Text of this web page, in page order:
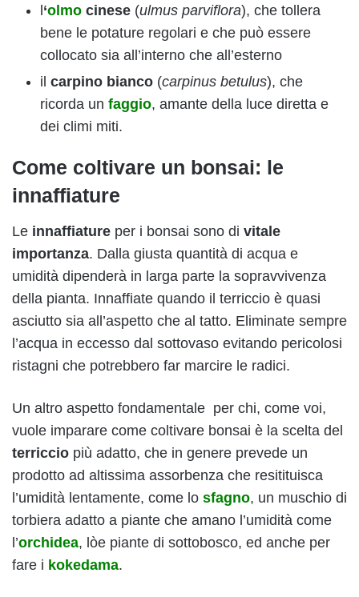
‘olmo cinese (ulmus parviflora), che tollera
bene le potature regolari e che può essere
collocato sia all’interno che all’esterno
il carpino bianco (carpinus betulus), che
ricorda un faggio, amante della luce diretta e
dei climi miti.
Come coltivare un bonsai: le
innaffiature
Le innaffiature per i bonsai sono di vitale
importanza. Dalla giusta quantità di acqua e
umidità dipenderà in larga parte la sopravvivenza
della pianta. Innaffiate quando il terriccio è quasi
asciutto sia all’aspetto che al tatto. Eliminate sempre
l’acqua in eccesso dal sottovaso evitando pericolosi
ristagni che potrebbero far marcire le radici.
Un altro aspetto fondamentale per chi, come voi,
vuole imparare come coltivare bonsai è la scelta del
terriccio più adatto, che in genere prevede un
prodotto ad altissima assorbenza che resitituisca
l’umidità lentamente, come lo sfagno, un muschio di
torbiera adatto a piante che amano l’umidità come
l’orchidea, lòe piante di sottobosco, ed anche per
fare i kokedama.